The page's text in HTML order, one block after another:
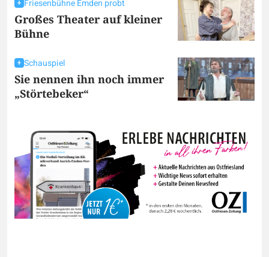
Friesenbühne Emden probt
Großes Theater auf kleiner
Bühne
Schauspiel
Sie nennen ihn noch immer
„Störtebeker“